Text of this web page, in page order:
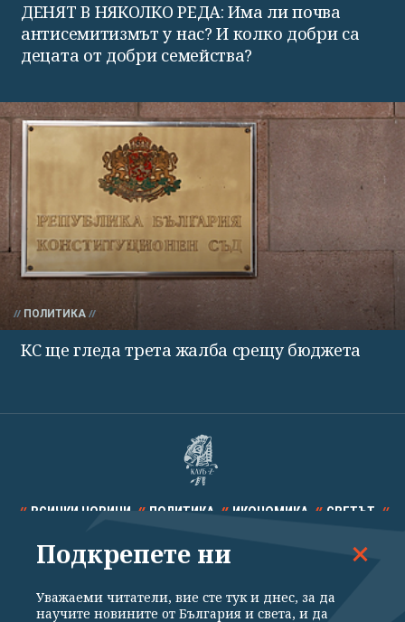
ДЕНЯТ В НЯКОЛКО РЕДА: Има ли почва
антисемитизмът у нас? И колко добри са
децата от добри семейства?
ПОЛИТИКА
КС ще гледа трета жалба срещу бюджета
ВСИЧКИ НОВИНИ ПОЛИТИКА ИКОНОМИКА СВЕТЪТ
СПОРТ КУЛТУРА ТЕХНОЛОГИИ КАЛЕЙДОСКОП
Подкрепете ни
Уважаеми читатели, вие сте тук и днес, за да
научите новините от България и света, и да